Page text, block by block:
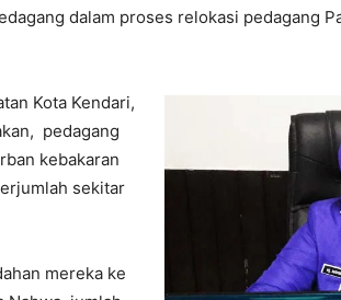
dalam proses relokasi pedagang
Kota Kendari,
pedagang
kebakaran
sekitar
mereka ke